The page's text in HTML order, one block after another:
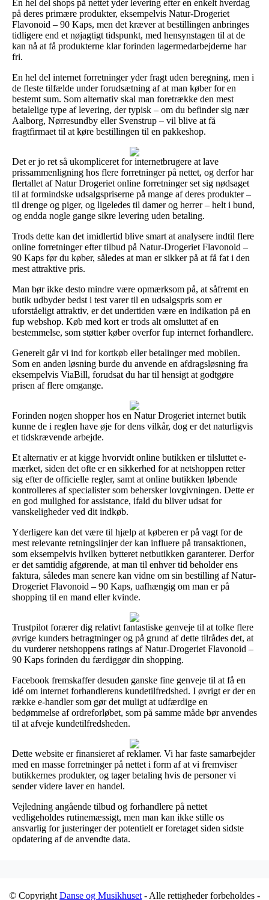
En hel del shops på nettet yder levering efter en enkelt hverdag
på deres primære produkter, eksempelvis Natur-Drogeriet
Flavonoid – 90 Kaps, men det kræver at bestillingen anbringes
tidligere end et nøjagtigt tidspunkt, med hensynstagen til at de
kan nå at få produkterne klar forinden lagermedarbejderne har
fri.
En hel del internet forretninger yder fragt uden beregning, men i
de fleste tilfælde under forudsætning af at man køber for en
bestemt sum. Som alternativ skal man foretrække den mest
betalelige type af levering, der typisk – om du befinder sig nær
Aalborg, Nørresundby eller Svenstrup – vil blive at få
fragtfirmaet til at køre bestillingen til en pakkeshop.
Det er jo ret så ukompliceret for internetbrugere at lave
prissammenligning hos flere forretninger på nettet, og derfor har
flertallet af Natur Drogeriet online forretninger set sig nødsaget
til at formindske udsalgspriserne på mange af deres produkter –
til drenge og piger, og ligeledes til damer og herrer – helt i bund,
og endda nogle gange sikre levering uden betaling.
Trods dette kan det imidlertid blive smart at analysere indtil flere
online forretninger efter tilbud på Natur-Drogeriet Flavonoid –
90 Kaps før du køber, således at man er sikker på at få fat i den
mest attraktive pris.
Man bør ikke desto mindre være opmærksom på, at såfremt en
butik udbyder bedst i test varer til en udsalgspris som er
uforståeligt attraktiv, er det undertiden være en indikation på en
fup webshop. Køb med kort er trods alt omsluttet af en
bestemmelse, som støtter køber overfor fup internet forhandlere.
Generelt går vi ind for kortkøb eller betalinger med mobilen.
Som en anden løsning burde du anvende en afdragsløsning fra
eksempelvis ViaBill, forudsat du har til hensigt at godtgøre
prisen af flere omgange.
Forinden nogen shopper hos en Natur Drogeriet internet butik
kunne de i reglen have øje for dens vilkår, dog er det naturligvis
et tidskrævende arbejde.
Et alternativ er at kigge hvorvidt online butikken er tilsluttet e-
mærket, siden det ofte er en sikkerhed for at netshoppen retter
sig efter de officielle regler, samt at online butikken løbende
kontrolleres af specialister som behersker lovgivningen. Dette er
en god mulighed for assistance, ifald du bliver udsat for
vanskeligheder ved dit indkøb.
Yderligere kan det være til hjælp at køberen er på vagt for de
mest relevante retningslinjer der kan influere på transaktionen,
som eksempelvis hvilken bytteret netbutikken garanterer. Derfor
er det samtidig afgørende, at man til enhver tid beholder ens
faktura, således man senere kan vidne om sin bestilling af Natur-
Drogeriet Flavonoid – 90 Kaps, uafhængig om man er på
shopping til en mand eller kvinde.
Trustpilot forærer dig relativt fantastiske genveje til at tolke flere
øvrige kunders betragtninger og på grund af dette tilrådes det, at
du vurderer netshoppens ratings af Natur-Drogeriet Flavonoid –
90 Kaps forinden du færdiggør din shopping.
Facebook fremskaffer desuden ganske fine genveje til at få en
idé om internet forhandlerens kundetilfredshed. I øvrigt er der en
række e-handler som gør det muligt at udfærdige en
bedømmelse af ordreforløbet, som på samme måde bør anvendes
til at afveje kundetilfredsheden.
Dette website er finansieret af reklamer. Vi har faste samarbejder
med en masse forretninger på nettet i form af at vi fremviser
butikkernes produkter, og tager betaling hvis de personer vi
sender videre laver en handel.
Vejledning angående tilbud og forhandlere på nettet
vedligeholdes rutinemæssigt, men man kan ikke stille os
ansvarlig for justeringer der potentielt er foretaget siden sidste
opdatering af de anvendte data.
© Copyright Danse og Musikhuset - Alle rettigheder forbeholdes -